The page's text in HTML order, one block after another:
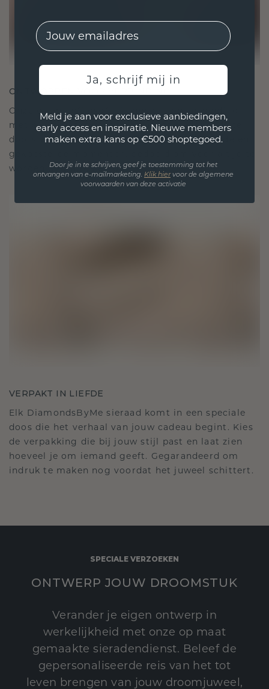
ONTWORPEN VOOR VERBINDING
Onze ontwerpfilosofie is gericht op verbinding,
met elk stuk ontworpen om de tand des tijds te
doorstaan. Het wordt jouw symbool van liefde en
gekoesterde momenten, bedoeld om voor altijd te
worden gedragen en gekoesterd.
VERPAKT IN LIEFDE
Elk DiamondsByMe sieraad komt in een speciale
doos die het verhaal van jouw cadeau begint. Kies
de verpakking die bij jouw stijl past en laat zien
hoeveel je om iemand geeft. Gegarandeerd om
indruk te maken nog voordat het juweel schittert.
SPECIALE VERZOEKEN
ONTWERP JOUW DROOMSTUK
Verander je eigen ontwerp in
werkelijkheid met onze op maat
gemaakte sieradendienst. Beleef de
gepersonaliseerde reis van het tot
leven brengen van jouw droomjuweel,
EMail
Ja, schrijf mij in
Meld je aan voor exclusieve aanbiedingen,
early access en inspiratie. Nieuwe members
maken extra kans op €500 shoptegoed.
Door je in te schrijven, geef je toestemming tot het
ontvangen van e-mailmarketing. Klik hiervoor de algemene
voorwaarden van deze activatie